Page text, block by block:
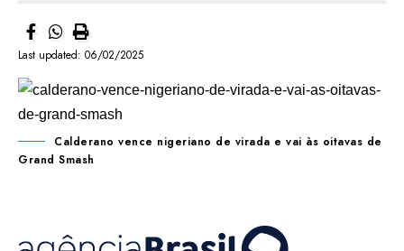
Last updated: 06/02/2025
Calderano vence nigeriano de virada e vai às oitavas de
Grand Smash